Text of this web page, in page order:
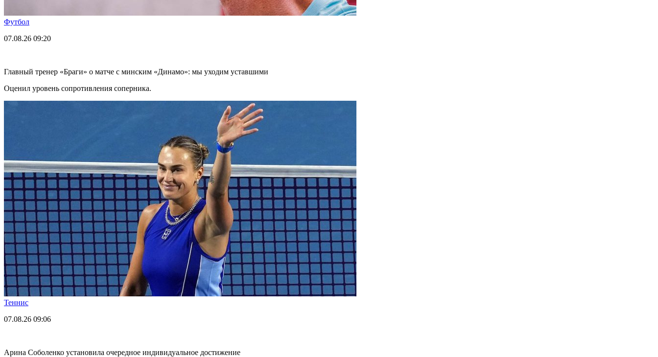
Футбол
07.08.26 09:20
Главный тренер «Браги» о матче с минским «Динамо»: мы уходим уставшими
Оценил уровень сопротивления соперника.
Теннис
07.08.26 09:06
Арина Соболенко установила очередное индивидуальное достижение